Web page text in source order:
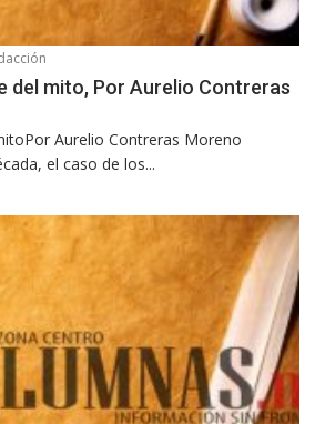
del mito, Por Aurelio Contreras
Aurelio Contreras Moreno
el caso de los...